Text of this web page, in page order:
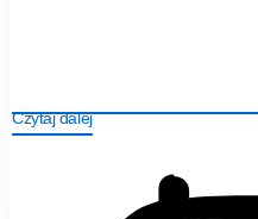
Czytaj dalej